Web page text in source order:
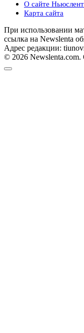
О сайте
Карта сайта
При использовании
ссылка на Newslenta
Адрес редакции:
© 2026